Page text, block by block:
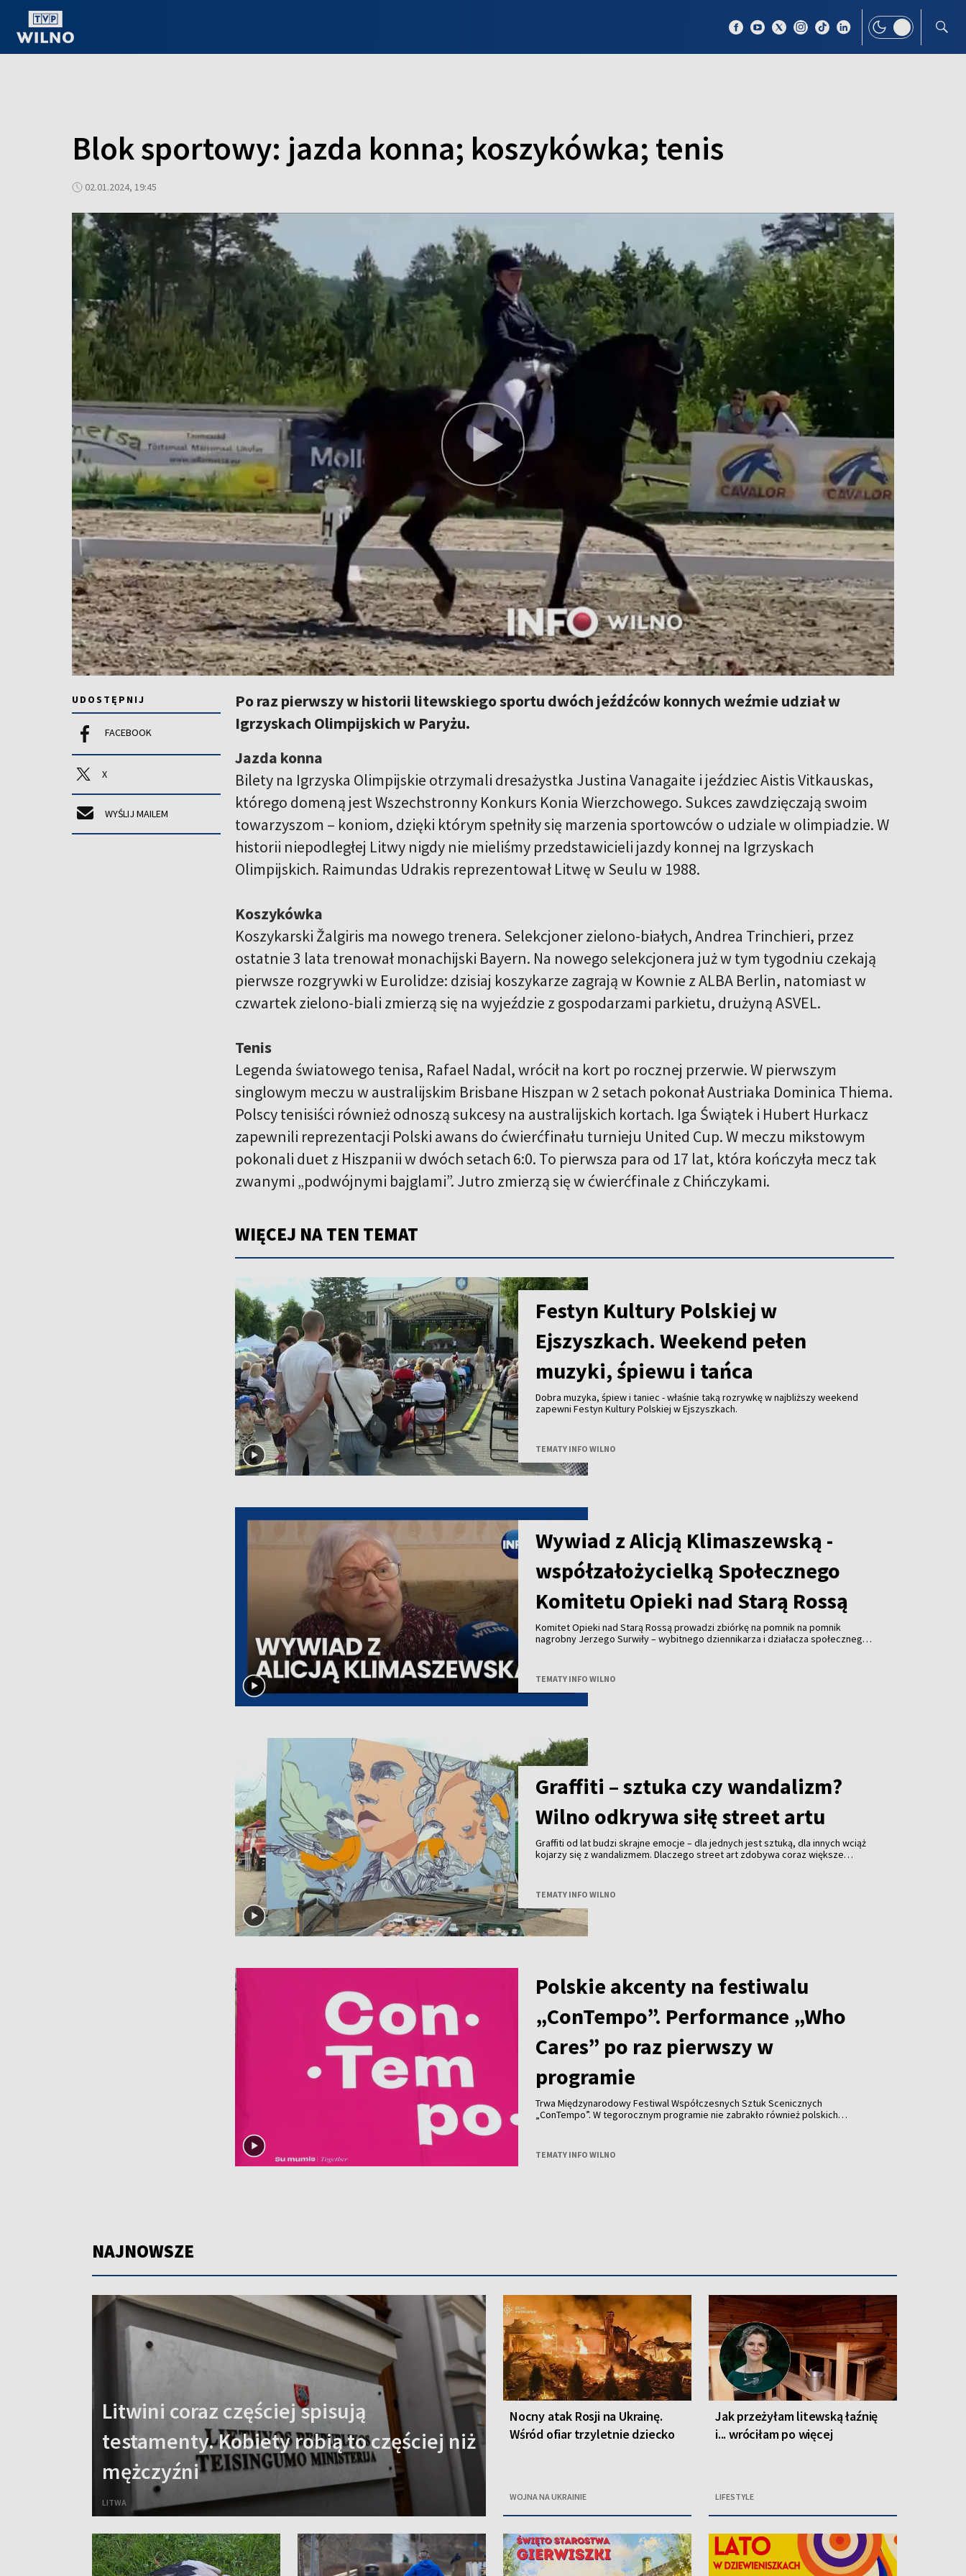
Blok sportowy: jazda konna; koszykówka; tenis
02.01.2024, 19:45
UDOSTĘPNIJ
FACEBOOK
X
WYŚLIJ MAILEM
Po raz pierwszy w historii litewskiego sportu dwóch jeźdźców konnych weźmie udział w
Igrzyskach Olimpijskich w Paryżu.
Jazda konna
Bilety na Igrzyska Olimpijskie otrzymali dresażystka Justina Vanagaite i jeździec Aistis Vitkauskas,
którego domeną jest Wszechstronny Konkurs Konia Wierzchowego. Sukces zawdzięczają swoim
towarzyszom – koniom, dzięki którym spełniły się marzenia sportowców o udziale w olimpiadzie. W
historii niepodległej Litwy nigdy nie mieliśmy przedstawicieli jazdy konnej na Igrzyskach
Olimpijskich. Raimundas Udrakis reprezentował Litwę w Seulu w 1988.
Koszykówka
Koszykarski Žalgiris ma nowego trenera. Selekcjoner zielono-białych, Andrea Trinchieri, przez
ostatnie 3 lata trenował monachijski Bayern. Na nowego selekcjonera już w tym tygodniu czekają
pierwsze rozgrywki w Eurolidze: dzisiaj koszykarze zagrają w Kownie z ALBA Berlin, natomiast w
czwartek zielono-biali zmierzą się na wyjeździe z gospodarzami parkietu, drużyną ASVEL.
Tenis
Legenda światowego tenisa, Rafael Nadal, wrócił na kort po rocznej przerwie. W pierwszym
singlowym meczu w australijskim Brisbane Hiszpan w 2 setach pokonał Austriaka Dominica Thiema.
Polscy tenisiści również odnoszą sukcesy na australijskich kortach. Iga Świątek i Hubert Hurkacz
zapewnili reprezentacji Polski awans do ćwierćfinału turnieju United Cup. W meczu mikstowym
pokonali duet z Hiszpanii w dwóch setach 6:0. To pierwsza para od 17 lat, która kończyła mecz tak
zwanymi „podwójnymi bajglami”. Jutro zmierzą się w ćwierćfinale z Chińczykami.
WIĘCEJ NA TEN TEMAT
Festyn Kultury Polskiej w
Ejszyszkach. Weekend pełen
muzyki, śpiewu i tańca
Dobra muzyka, śpiew i taniec - właśnie taką rozrywkę w najbliższy weekend
zapewni Festyn Kultury Polskiej w Ejszyszkach.
TEMATY INFO WILNO
Wywiad z Alicją Klimaszewską -
współzałożycielką Społecznego
Komitetu Opieki nad Starą Rossą
Komitet Opieki nad Starą Rossą prowadzi zbiórkę na pomnik na pomnik
nagrobny Jerzego Surwiły – wybitnego dziennikarza i działacza społecznego.
Opieki nad Starą Rossą i Cmentarzem Bernardyńskim, Polskiej Sekcji
Zesłańców przy Wileńskiej Wspólnocie Więźniów Politycznych i Zesłańców,
patronował budowie pomnika Adama Mickiewicza w Wilnie. Koszty realizacja
projektu to 25 tysięcy euro. Odsłonięcie inicjatorzy planują w listopadzie.
TEMATY INFO WILNO
Graffiti – sztuka czy wandalizm?
Wilno odkrywa siłę street artu
Graffiti od lat budzi skrajne emocje – dla jednych jest sztuką, dla innych wciąż
kojarzy się z wandalizmem. Dlaczego street art zdobywa coraz większe
TEMATY INFO WILNO
Polskie akcenty na festiwalu
„ConTempo”. Performance „Who
Cares” po raz pierwszy w
programie
Trwa Międzynarodowy Festiwal Współczesnych Sztuk Scenicznych
„ConTempo”. W tegorocznym programie nie zabrakło również polskich
„Who Cares”.
TEMATY INFO WILNO
NAJNOWSZE
Litwini coraz częściej spisują
testamenty. Kobiety robią to częściej niż
mężczyźni
LITWA
Nocny atak Rosji na Ukrainę.
Wśród ofiar trzyletnie dziecko
WOJNA NA UKRAINIE
Jak przeżyłam litewską łaźnię
i... wróciłam po więcej
LIFESTYLE